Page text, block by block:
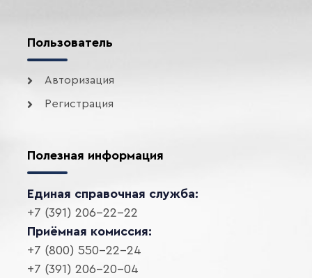
Пользователь
Авторизация
Регистрация
Полезная информация
Единая справочная служба:
+7 (391) 206-22-22
Приёмная комиссия:
+7 (800) 550-22-24
+7 (391) 206-20-04